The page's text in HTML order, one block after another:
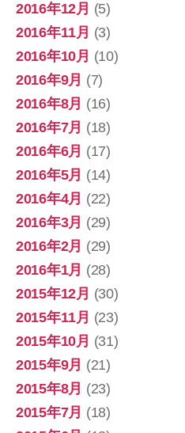
2016年12月 (5)
2016年11月 (3)
2016年10月 (10)
2016年9月 (7)
2016年8月 (16)
2016年7月 (18)
2016年6月 (17)
2016年5月 (14)
2016年4月 (22)
2016年3月 (29)
2016年2月 (29)
2016年1月 (28)
2015年12月 (30)
2015年11月 (23)
2015年10月 (31)
2015年9月 (21)
2015年8月 (23)
2015年7月 (18)